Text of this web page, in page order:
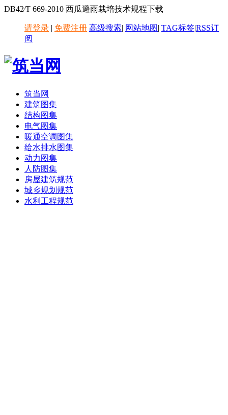
DB42∕T 669-2010 西瓜避雨栽培技术规程下载
请登录 | 免费注册 高级搜索| 网站地图| TAG标签|RSS订
阅
筑当网
建筑图集
结构图集
电气图集
暖通空调图集
给水排水图集
动力图集
人防图集
房屋建筑规范
城乡规划规范
水利工程规范